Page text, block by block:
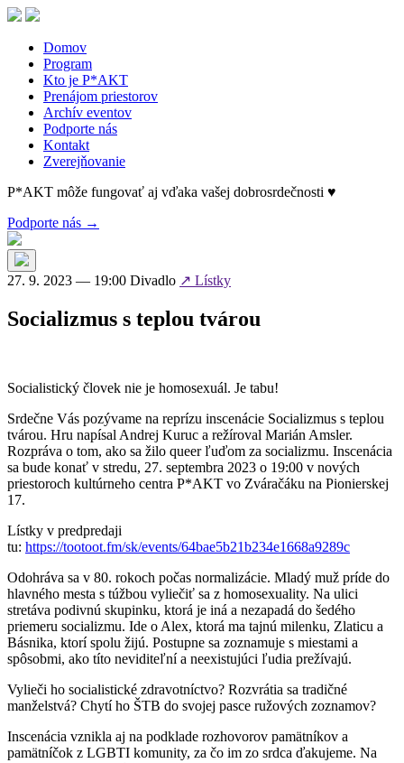
Skip
content
Domov
Program
Kto je P*AKT
Prenájom priestorov
Archív eventov
Podporte nás
Kontakt
Zverejňovanie
P*AKT môže fungovať aj vďaka vašej dobrosrdečnosti ♥
Podporte nás →
27. 9. 2023 — 19:00 Divadlo ↗ Lístky
Socializmus s teplou tvárou
Socialistický človek nie je homosexuál. Je tabu!
Srdečne Vás pozývame na reprízu inscenácie Socializmus s teplou
tvárou. Hru napísal Andrej Kuruc a režíroval Marián Amsler.
Rozpráva o tom, ako sa žilo queer ľuďom za socializmu. Inscenácia
sa bude konať v stredu, 27. septembra 2023 o 19:00 v nových
priestoroch kultúrneho centra P*AKT vo Zváračáku na Pionierskej
17.
Lístky v predpredaji
tu: https://tootoot.fm/sk/events/64bae5b21b234e1668a9289c
Odohráva sa v 80. rokoch počas normalizácie. Mladý muž príde do
hlavného mesta s túžbou vyliečiť sa z homosexuality. Na ulici
stretáva podivnú skupinku, ktorá je iná a nezapadá do šedého
priemeru socializmu. Ide o Alex, ktorá ma tajnú milenku, Zlaticu a
Básnika, ktorí spolu žijú. Postupne sa zoznamuje s miestami a
spôsobmi, ako títo neviditeľní a neexistujúci ľudia prežívajú.
Vylieči ho socialistické zdravotníctvo? Rozvrátia sa tradičné
manželstvá? Chytí ho ŠTB do svojej pasce ružových zoznamov?
Inscenácia vznikla aj na podklade rozhovorov pamätníkov a
pamätníčok z LGBTI komunity, za čo im zo srdca ďakujeme. Na